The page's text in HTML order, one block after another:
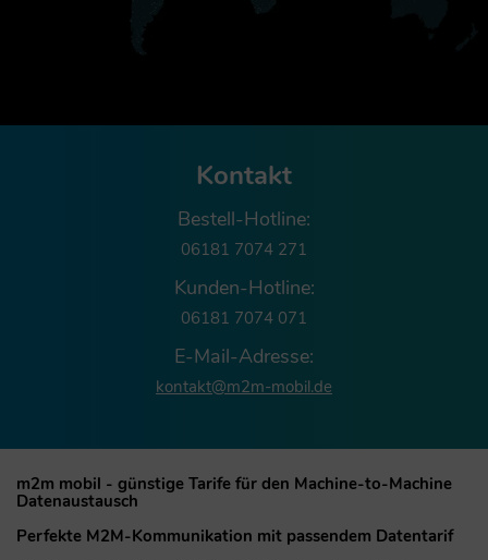
Kontakt
Bestell-Hotline:
06181 7074 271
Kunden-Hotline:
06181 7074 071
E-Mail-Adresse:
kontakt@m2m-mobil.de
m2m mobil - günstige Tarife für den Machine-to-Machine
Datenaustausch
Perfekte M2M-Kommunikation mit passendem Datentarif